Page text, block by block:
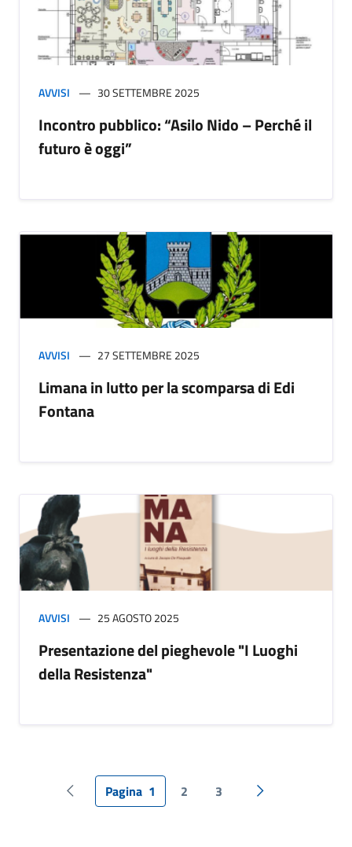
AVVISI 30 SETTEMBRE 2025
Incontro pubblico: “Asilo Nido – Perché il
futuro è oggi”
AVVISI 27 SETTEMBRE 2025
Limana in lutto per la scomparsa di Edi
Fontana
AVVISI 25 AGOSTO 2025
Presentazione del pieghevole "I Luoghi
della Resistenza"
Pagina precedente
Pagina 1 2 3 Pagina